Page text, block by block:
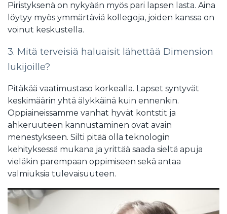
Piristyksenä on nykyään myös pari lapsen lasta. Aina
löytyy myös ymmärtäviä kollegoja, joiden kanssa on
voinut keskustella.
3. Mitä terveisiä haluaisit lähettää Dimension
lukijoille?
Pitäkää vaatimustaso korkealla. Lapset syntyvät
keskimäärin yhtä älykkäinä kuin ennenkin.
Oppiaineissamme vanhat hyvät kontstit ja
ahkeruuteen kannustaminen ovat avain
menestykseen. Silti pitää olla teknologin
kehityksessä mukana ja yrittää saada sieltä apuja
vieläkin parempaan oppimiseen sekä antaa
valmiuksia tulevaisuuteen.